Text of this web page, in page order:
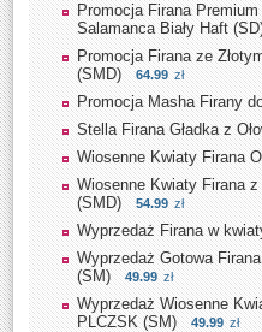
Promocja Firana
Salamanca Biały Haft
Promocja Firana ze
(SMD)
64.99 zł
Promocja Masha Firany
Stella Firana Gładka z
Wiosenne Kwiaty Firana
Wiosenne Kwiaty Firana
(SMD)
54.99 zł
Wyprzedaż Firana w
Wyprzedaż Gotowa
(SM)
49.99 zł
Wyprzedaż Wiosenne
PLCZSK (SM)
49.99 zł